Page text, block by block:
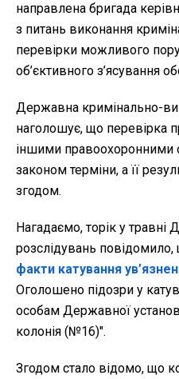
направлена бригада
з питань виконання
перевірки можливого
об’єктивного з’ясування
Державна кримінально-
наголошує, що перевірка
іншими правоохоронними
законом терміни, а її
згодом.
Нагадаємо, торік у
розслідувань
факти катування
Оголошено підозри у
особам Державної
колонія (№16)".
Згодом стало відомо, що